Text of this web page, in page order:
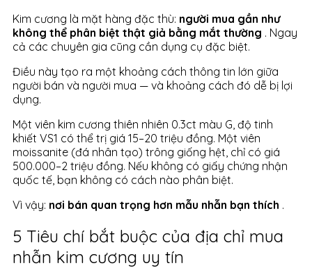
Kim cương là mặt hàng đặc thù: người mua gần như
không thể phân biệt thật giả bằng mắt thường . Ngay
cả các chuyên gia cũng cần dụng cụ đặc biệt.
Điều này tạo ra một khoảng cách thông tin lớn giữa
người bán và người mua — và khoảng cách đó dễ bị lợi
dụng.
Một viên kim cương thiên nhiên 0.3ct màu G, độ tinh
khiết VS1 có thể trị giá 15–20 triệu đồng. Một viên
moissanite (đá nhân tạo) trông giống hệt, chỉ có giá
500.000–2 triệu đồng. Nếu không có giấy chứng nhận
quốc tế, bạn không có cách nào phân biệt.
Vì vậy: nơi bán quan trọng hơn mẫu nhẫn bạn thích .
5 Tiêu chí bắt buộc của địa chỉ mua
nhẫn kim cương uy tín